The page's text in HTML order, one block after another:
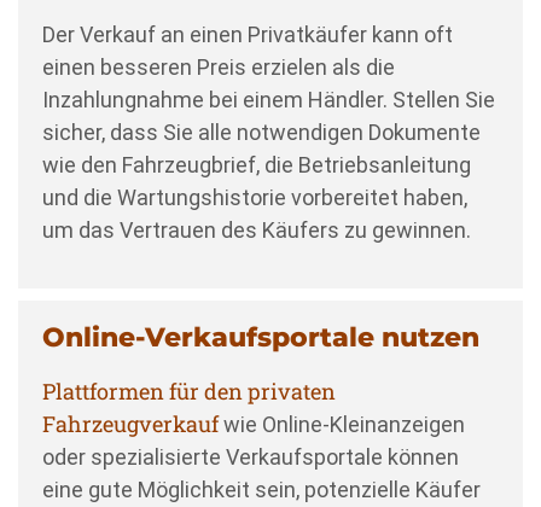
Der Verkauf an einen Privatkäufer kann oft
einen besseren Preis erzielen als die
Inzahlungnahme bei einem Händler. Stellen Sie
sicher, dass Sie alle notwendigen Dokumente
wie den Fahrzeugbrief, die Betriebsanleitung
und die Wartungshistorie vorbereitet haben,
um das Vertrauen des Käufers zu gewinnen.
Online-Verkaufsportale nutzen
Plattformen für den privaten
Fahrzeugverkaufwie Online-Kleinanzeigen
oder spezialisierte Verkaufsportale können
eine gute Möglichkeit sein, potenzielle Käufer